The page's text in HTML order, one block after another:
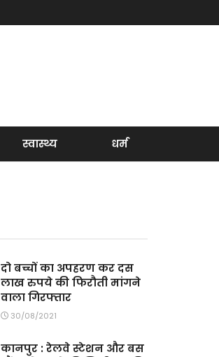
स्वास्थ्य धर्म
दो बच्चों का अपहरण कर दस
लाख रुपये की फिरौती मांगने
वाला गिरफ्तार
30/08/2021
कानपुर : रेलवे स्टेशन और बस